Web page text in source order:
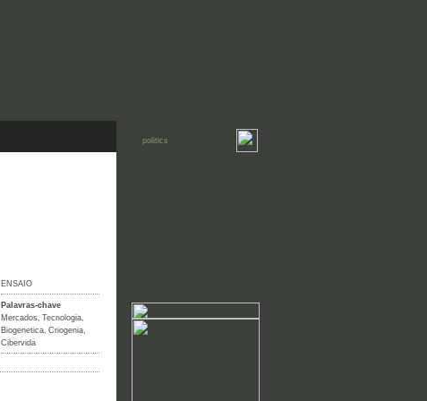
ENSAIO
Palavras-chave
Mercados ,Tecnologia
Biogenetica ,Criogenia
Cibervida